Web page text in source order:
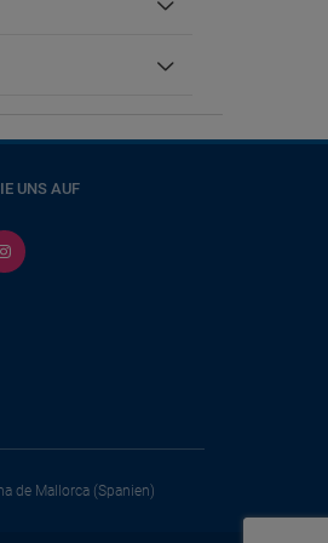
UNS AUF
de Mallorca (Spanien)